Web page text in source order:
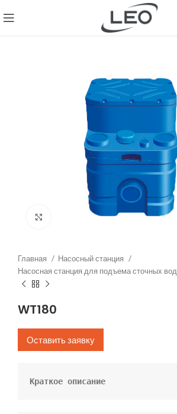
Click to enlarge
Главная
Насосный станция
Насосная станция для подъема сточных вод
WT180
Оставить заявку
Kраткое описание